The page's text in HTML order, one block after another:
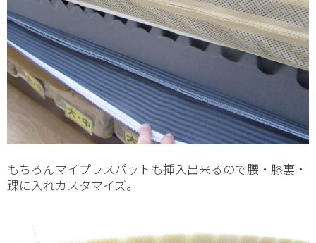
もちろんマイプラスパットも挿入出来るので腰・膝裏・
踝に入れカスタマイズ。